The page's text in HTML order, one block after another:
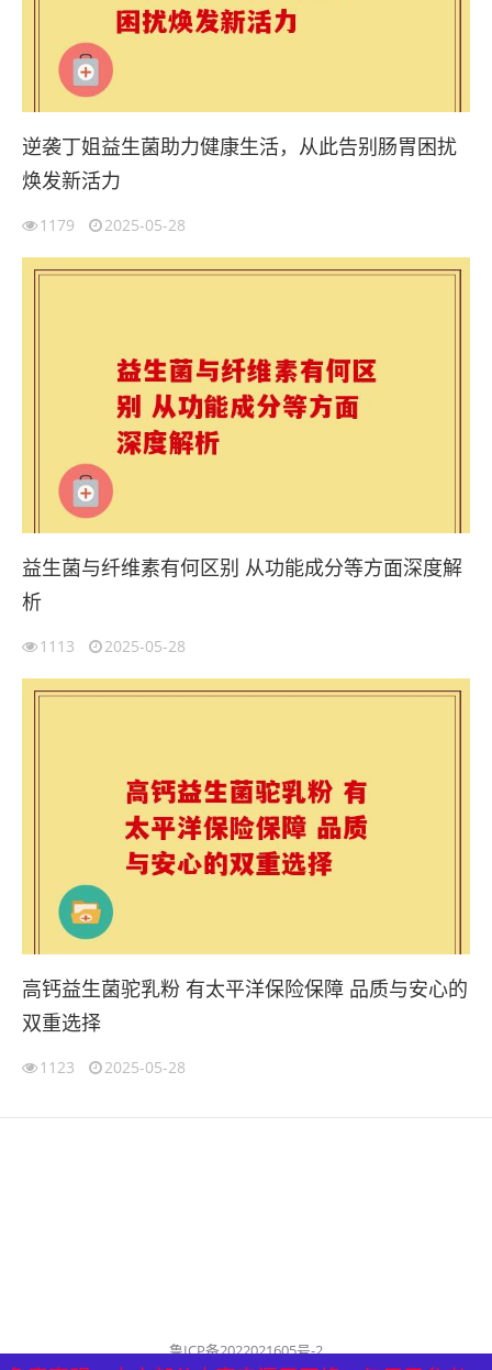
逆袭丁姐益生菌助力健康生活，从此告别肠胃困扰
焕发新活力
1179 2025-05-28
益生菌与纤维素有何区别 从功能成分等方面深度解
析
1113 2025-05-28
高钙益生菌驼乳粉 有太平洋保险保障 品质与安心的
双重选择
1123 2025-05-28
鲁ICP备2022021605号-2